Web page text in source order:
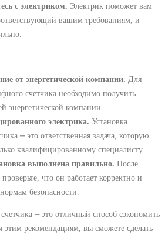
с электриком. Электрик поможет вам
вашим требованиям, и
от энергетической компании. Для
счетчика необходимо получить
энергетической компании.
электрика. Установка
⎼ это ответственная задача, которую
квалифицированному специалисту.
выполнена правильно. После
что он работает корректно и
безопасности.
⎼ это отличный способ сэкономить
этим рекомендациям, вы сможете сделать